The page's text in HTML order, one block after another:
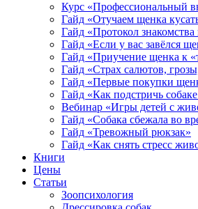
Курс «Профессиональный
Гайд «Отучаем щенка
Гайд «Протокол
Гайд «Если у вас завёлся
Гайд «Приучение щенка к
Гайд «Страх салютов,
Гайд «Первые покупки
Гайд «Как подстричь
Вебинар «Игры детей с
Гайд «Собака сбежала во
Гайд «Тревожный рюкзак»
Гайд «Как снять стресс
Книги
Цены
Статьи
Зоопсихология